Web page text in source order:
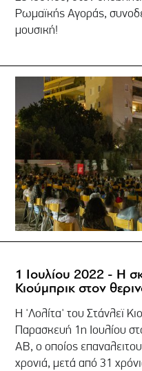
Ρωμαϊκής Αγοράς,
μουσική!
1 Ιουλίου 2022 - Η
Κιούμπρικ στον
Η 'Λολίτα' του Στάνλεϊ
Παρασκευή 1η Ιουλίου
ΑΒ, ο οποίος
χρονιά, μετά από 31